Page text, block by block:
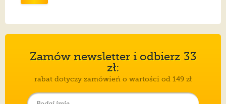
Zamów newsletter i odbierz 33
zł:
rabat dotyczy zamówień o wartości od 149 zł